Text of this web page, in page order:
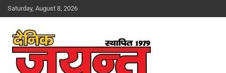
Skip
to
Saturday, August 8, 2026